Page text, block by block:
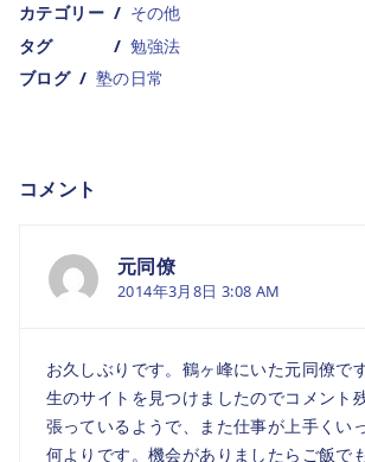
カテゴリー
その他
タグ
勉強法
ブログ
塾の日常
コメント
元同僚
2014年3月8日 3:08 AM
お久しぶりです。鶴ヶ峰にいた元同僚で
生のサイトを見つけましたのでコメント
張っているようで、また仕事が上手くい
何よりです。機会がありましたらご飯で